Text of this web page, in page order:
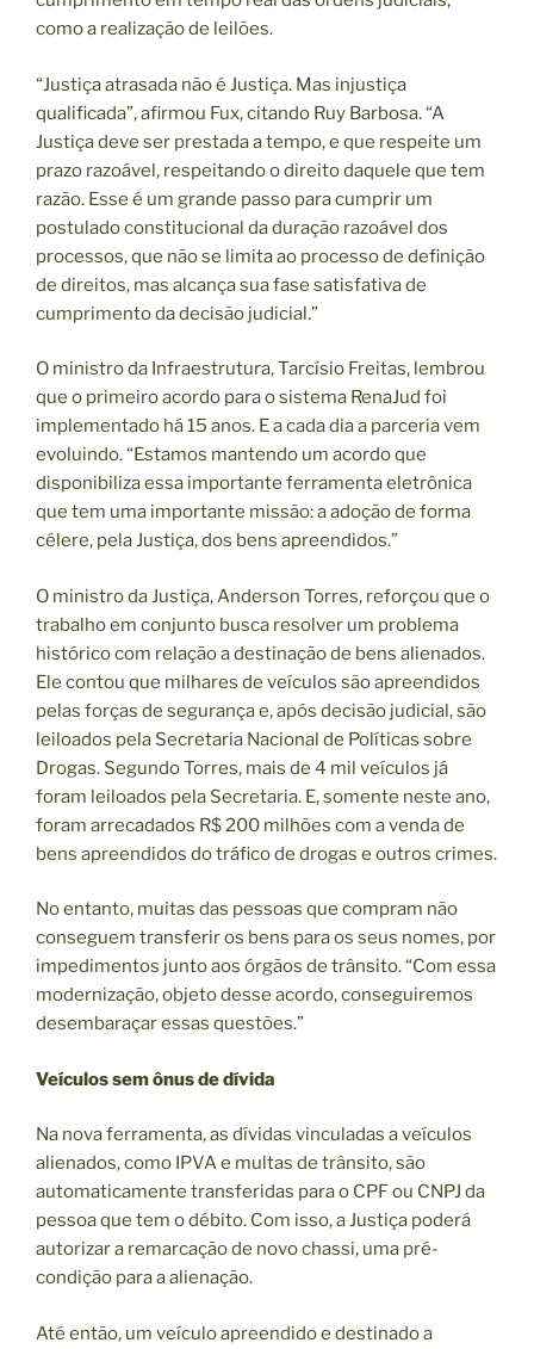
como a realização de leilões.
“Justiça atrasada não é Justiça. Mas injustiça
qualificada”, afirmou Fux, citando Ruy Barbosa. “A
Justiça deve ser prestada a tempo, e que respeite um
prazo razoável, respeitando o direito daquele que tem
razão. Esse é um grande passo para cumprir um
postulado constitucional da duração razoável dos
processos, que não se limita ao processo de definição
de direitos, mas alcança sua fase satisfativa de
cumprimento da decisão judicial.”
O ministro da Infraestrutura, Tarcísio Freitas, lembrou
que o primeiro acordo para o sistema RenaJud foi
implementado há 15 anos. E a cada dia a parceria vem
evoluindo. “Estamos mantendo um acordo que
disponibiliza essa importante ferramenta eletrônica
que tem uma importante missão: a adoção de forma
célere, pela Justiça, dos bens apreendidos.”
O ministro da Justiça, Anderson Torres, reforçou que o
trabalho em conjunto busca resolver um problema
histórico com relação a destinação de bens alienados.
Ele contou que milhares de veículos são apreendidos
pelas forças de segurança e, após decisão judicial, são
leiloados pela Secretaria Nacional de Políticas sobre
Drogas. Segundo Torres, mais de 4 mil veículos já
foram leiloados pela Secretaria. E, somente neste ano,
foram arrecadados R$ 200 milhões com a venda de
bens apreendidos do tráfico de drogas e outros crimes.
No entanto, muitas das pessoas que compram não
conseguem transferir os bens para os seus nomes, por
impedimentos junto aos órgãos de trânsito. “Com essa
modernização, objeto desse acordo, conseguiremos
desembaraçar essas questões.”
Veículos sem ônus de dívida
Na nova ferramenta, as dívidas vinculadas a veículos
alienados, como IPVA e multas de trânsito, são
automaticamente transferidas para o CPF ou CNPJ da
pessoa que tem o débito. Com isso, a Justiça poderá
autorizar a remarcação de novo chassi, uma pré-
condição para a alienação.
Até então, um veículo apreendido e destinado a